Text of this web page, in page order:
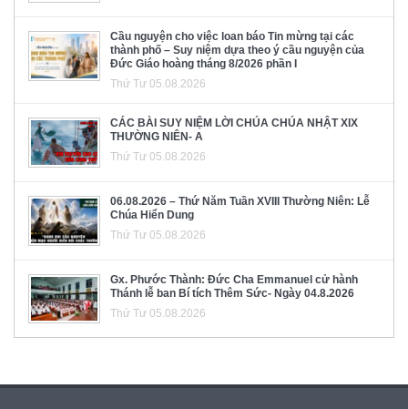
Cầu nguyện cho việc loan báo Tin mừng tại các
thành phố – Suy niệm dựa theo ý cầu nguyện của
Đức Giáo hoàng tháng 8/2026 phần I
Thứ Tư 05.08.2026
CÁC BÀI SUY NIỆM LỜI CHÚA CHÚA NHẬT XIX
THƯỜNG NIÊN- A
Thứ Tư 05.08.2026
06.08.2026 – Thứ Năm Tuần XVIII Thường Niên: Lễ
Chúa Hiển Dung
Thứ Tư 05.08.2026
Gx. Phước Thành: Đức Cha Emmanuel cử hành
Thánh lễ ban Bí tích Thêm Sức- Ngày 04.8.2026
Thứ Tư 05.08.2026